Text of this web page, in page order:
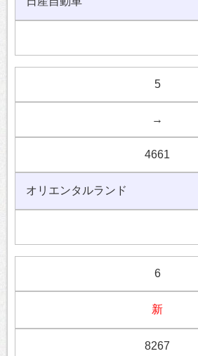
5
→
4661
オリエンタルランド
6
新
8267